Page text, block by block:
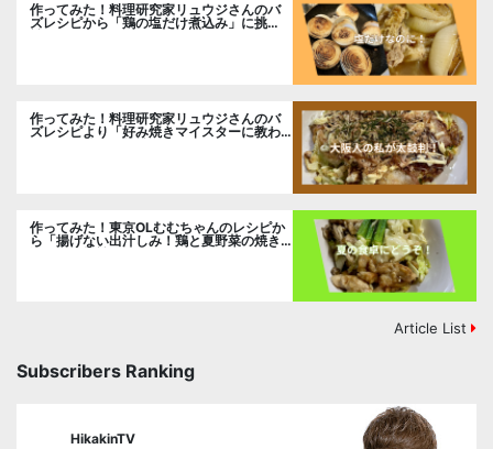
作ってみた！料理研究家リュウジさんのバ
ズレシピから「鶏の塩だけ煮込み」に挑
作ってみた！料理研究家リュウジさんのバ
ズレシピより「好み焼きマイスターに教わ
作ってみた！東京OLむむちゃんのレシピか
ら「揚げない出汁しみ！鶏と夏野菜の焼き
浸し」に挑戦。
Article List
Subscribers Ranking
HikakinTV